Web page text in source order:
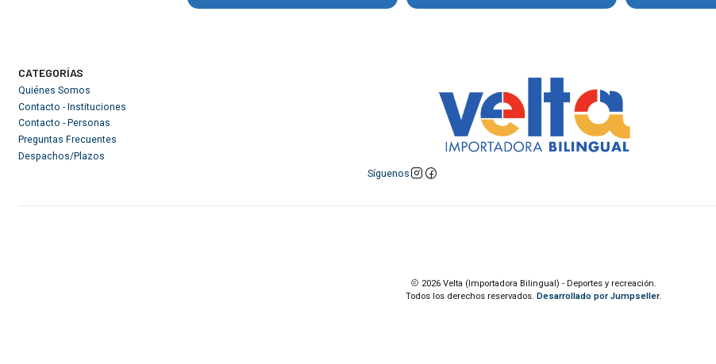
CATEGORÍAS
Quiénes Somos
Contacto - Instituciones
Contacto - Personas
Preguntas Frecuentes
Despachos/Plazos
Síguenos
2026 Velta (Importadora Bilingual) - Deportes y recreación.
Todos los derechos reservados. Desarrollado por Jumpseller.